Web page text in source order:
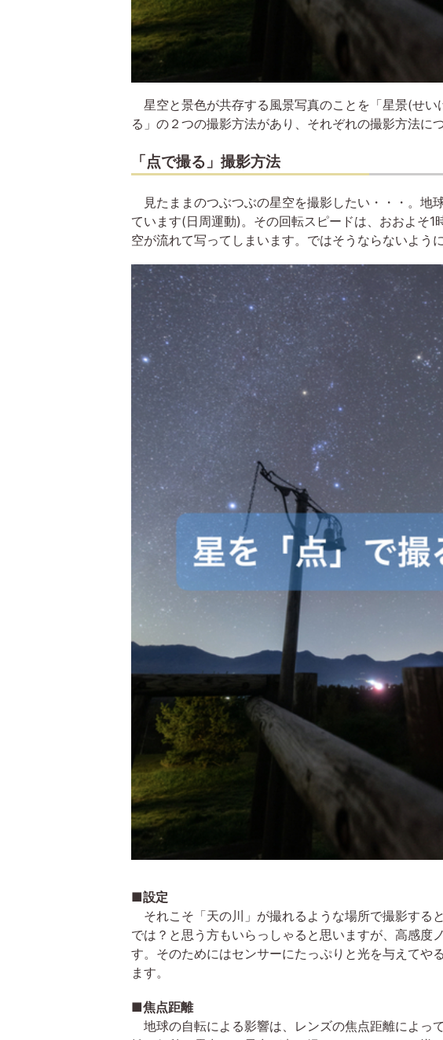
星空と景色が共存する風景写真のことを「星景(せ
る」の２つの撮影方法があり、それぞれの撮影方法に
「点で撮る」撮影方法
見たままのつぶつぶの星空を撮影したい・・・。地
ています(日周運動)。その回転スピードは、おおよそ
空が流れて写ってしまいます。ではそうならないよう
■設定
それこそ「天の川」が撮れるような場所で撮影する
では？と思う方もいらっしゃると思いますが、高感度
す。そのためにはセンサーにたっぷりと光を与えてや
ます。
■焦点距離
地球の自転による影響は、レンズの焦点距離によっ